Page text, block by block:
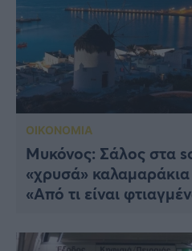
ΟΙΚΟΝΟΜΙΑ
Μυκόνος: Σάλος στα
«χρυσά»
«Από τι είναι